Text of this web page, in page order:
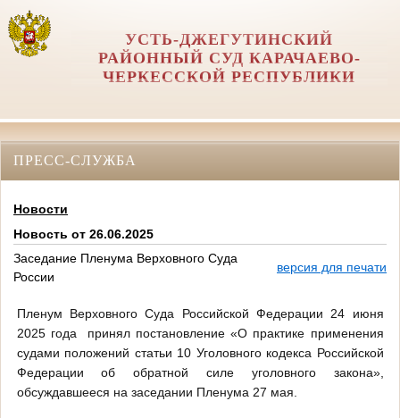
УСТЬ-ДЖЕГУТИНСКИЙ
РАЙОННЫЙ СУД КАРАЧАЕВО-
ЧЕРКЕССКОЙ РЕСПУБЛИКИ
ПРЕСС-СЛУЖБА
Новости
Новость от 26.06.2025
Заседание Пленума Верховного Суда
России
версия для печати
Пленум Верховного Суда Российской Федерации 24 июня
2025 года принял постановление «О практике применения
судами положений статьи 10 Уголовного кодекса Российской
Федерации об обратной силе уголовного закона»,
обсуждавшееся на заседании Пленума 27 мая.